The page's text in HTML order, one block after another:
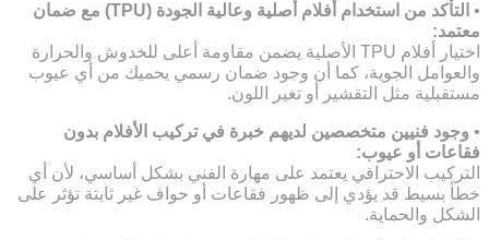
•
التأكد من استخدام أفلام أصلية وعالية الجودة (TPU) مع ضمان
معتمد:
اختيار أفلام TPU الأصلية يضمن مقاومة أعلى للخدوش والحرارة
والعوامل الجوية، كما أن وجود ضمان رسمي يحميك من أي عيوب
مستقبلية مثل التقشير أو تغير اللون.
• وجود فنيين متخصصين لديهم خبرة في تركيب الأفلام بدون
فقاعات أو عيوب:
التركيب الاحترافي يعتمد على مهارة الفني بشكل أساسي، لأن أي
خطأ بسيط قد يؤدي إلى ظهور فقاعات أو حواف غير ثابتة تؤثر على
الشكل والحماية.